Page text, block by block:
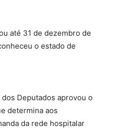
até 31 de dezembro de
o estado de
Deputados aprovou o
determina aos
da rede hospitalar